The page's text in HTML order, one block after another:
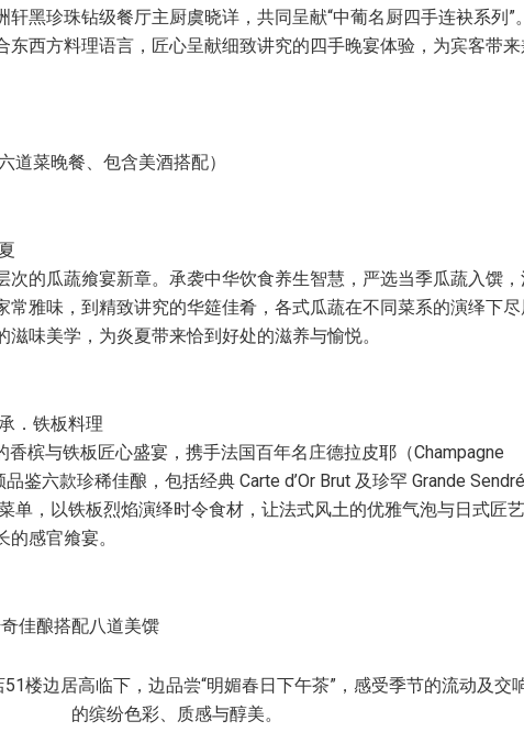
轩黑珍珠钻级餐厅主厨虞晓详，共同呈献“中葡名厨四手连袂系列”
东西方料理语言，匠心呈献细致讲究的四手晚宴体验，为宾客带
道菜晚餐、包含美酒搭配）
次的瓜蔬飨宴新章。承袭中华饮食养生智慧，严选当季瓜蔬入馔
常雅味，到精致讲究的华筵佳肴，各式瓜蔬在不同菜系的演绎下
味美学，为炎夏带来恰到好处的滋养与愉悦。
．铁板料理
香槟与铁板匠心盛宴，携手法国百年名庄德拉皮耶（Champagne
鉴六款珍稀佳酿，包括经典 Carte d’Or Brut 及珍罕 Grande
单，以铁板烈焰演绎时令食材，让法式风土的优雅气泡与日式匠
感官飨宴。
佳酿搭配八道美馔